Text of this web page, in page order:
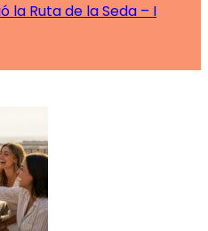
la Ruta de la Seda – I